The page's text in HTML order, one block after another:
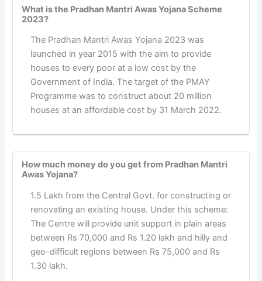
What is the Pradhan Mantri Awas Yojana Scheme
2023?
The Pradhan Mantri Awas Yojana 2023 was
launched in year 2015 with the aim to provide
houses to every poor at a low cost by the
Government of India. The target of the PMAY
Programme was to construct about 20 million
houses at an affordable cost by 31 March 2022.
How much money do you get from Pradhan Mantri
Awas Yojana?
1.5 Lakh from the Central Govt. for constructing or
renovating an existing house. Under this scheme:
The Centre will provide unit support in plain areas
between Rs 70,000 and Rs 1.20 lakh and hilly and
geo-difficult regions between Rs 75,000 and Rs
1.30 lakh.